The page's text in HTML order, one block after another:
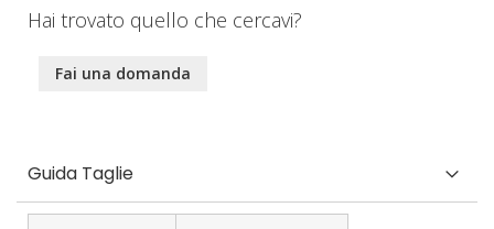
Hai trovato quello che cercavi?
Fai una domanda
Guida Taglie